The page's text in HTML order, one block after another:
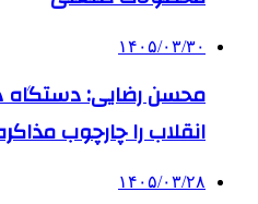
۱۴۰۵/۰۳/۳۰
محسن رضایی: دستگاه
انقلاب را چارچوب
۱۴۰۵/۰۳/۲۸